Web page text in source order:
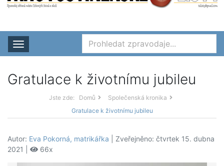
Rozbalit nabídku
Gratulace k životnímu jubileu
Jste zde: Domů
Společenská kronika
Gratulace k životnímu jubileu
Autor: Eva Pokorná, matrikářka | Zveřejněno: čtvrtek 15. dubna
2021 |
66x